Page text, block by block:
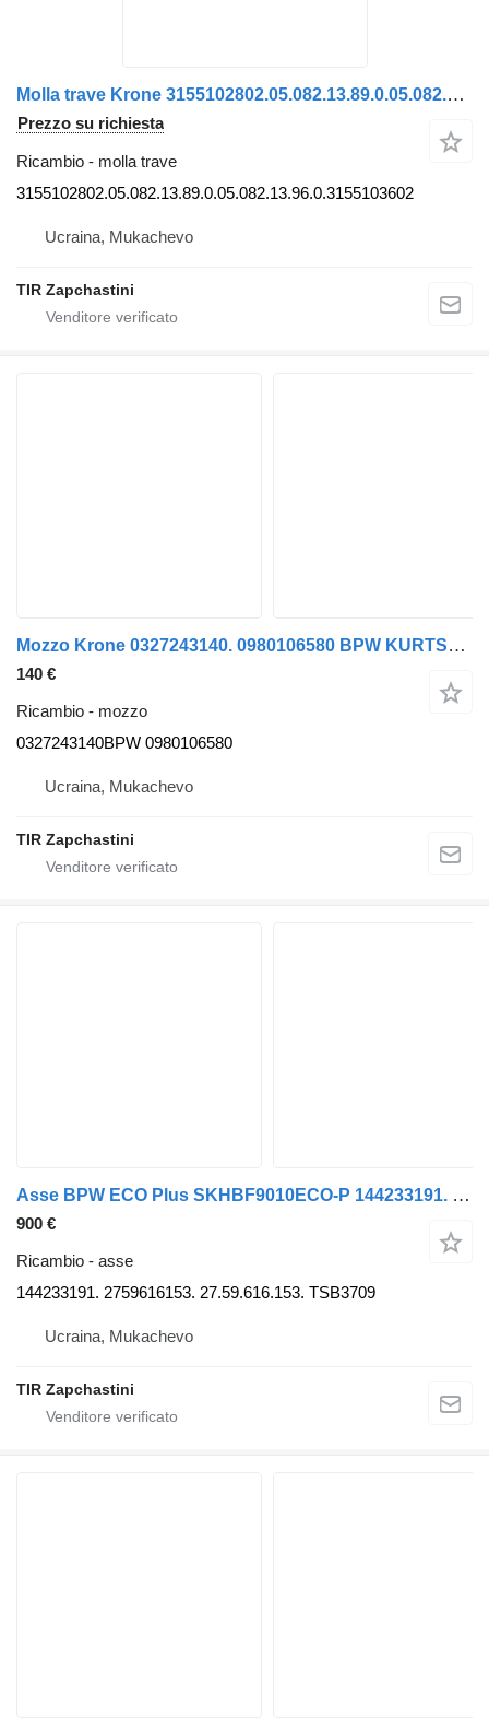
Molla trave Krone 3155102802.05.082.13.89.0.05.082.13.96.0.3155103602 per semirimorchio Krone
Prezzo su richiesta
Ricambio - molla trave
3155102802.05.082.13.89.0.05.082.13.96.0.3155103602
Ucraina, Mukachevo
TIR Zapchastini
Mozzo Krone 0327243140. 0980106580 BPW KURTSAN 0327243140BPW per semirimorchio Krone bpw
140 €
Ricambio - mozzo
0327243140BPW 0980106580
Ucraina, Mukachevo
TIR Zapchastini
Asse BPW ECO Plus SKHBF9010ECO-P 144233191. 2759616153. 27.59.616.153. TSB3709 per semirimorchio Krone
900 €
Ricambio - asse
144233191. 2759616153. 27.59.616.153. TSB3709
Ucraina, Mukachevo
TIR Zapchastini